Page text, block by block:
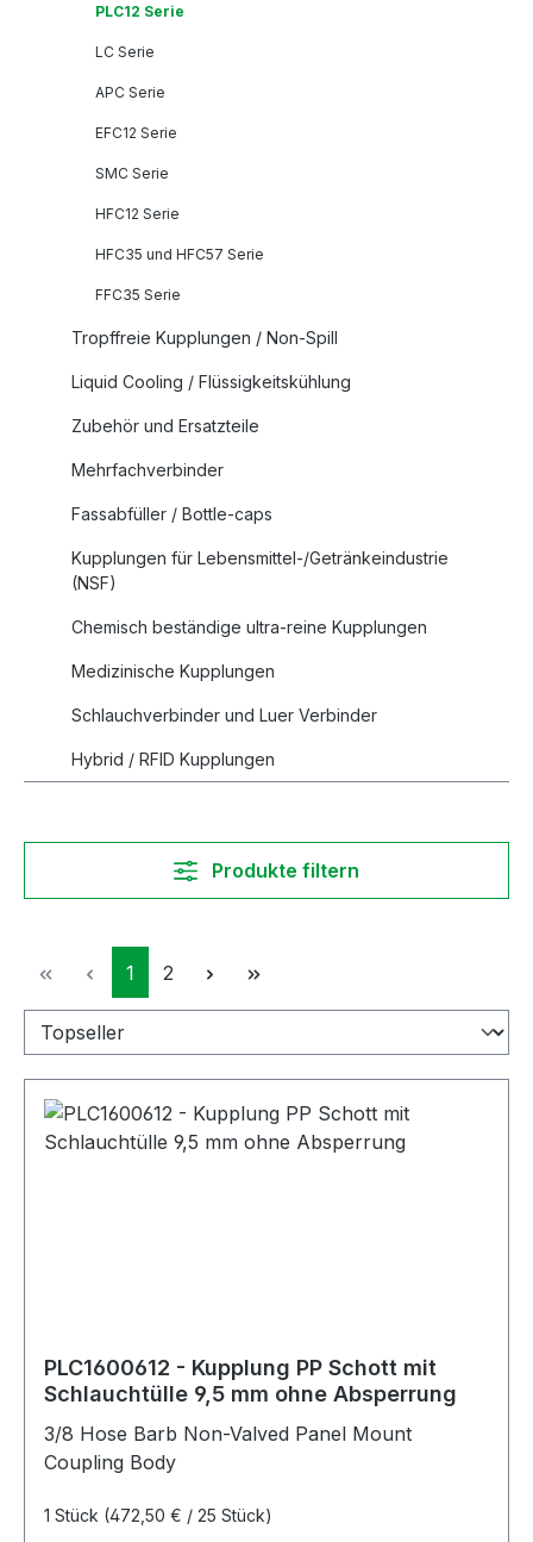
PLC12 Serie
LC Serie
APC Serie
EFC12 Serie
SMC Serie
HFC12 Serie
HFC35 und HFC57 Serie
FFC35 Serie
Tropffreie Kupplungen / Non-Spill
Liquid Cooling / Flüssigkeitskühlung
Zubehör und Ersatzteile
Mehrfachverbinder
Fassabfüller / Bottle-caps
Kupplungen für Lebensmittel-/Getränkeindustrie
(NSF)
Chemisch beständige ultra-reine Kupplungen
Medizinische Kupplungen
Schlauchverbinder und Luer Verbinder
Hybrid / RFID Kupplungen
Produkte filtern
Seite
1 Seite
2
PLC1600612 - Kupplung PP Schott mit
Schlauchtülle 9,5 mm ohne Absperrung
3/8 Hose Barb Non-Valved Panel Mount
Coupling Body
1 Stück (472,50 € / 25 Stück)